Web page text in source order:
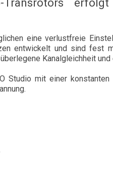
eine verlustfreie
entwickelt und sind fest
Kanalgleichheit und
Studio mit einer